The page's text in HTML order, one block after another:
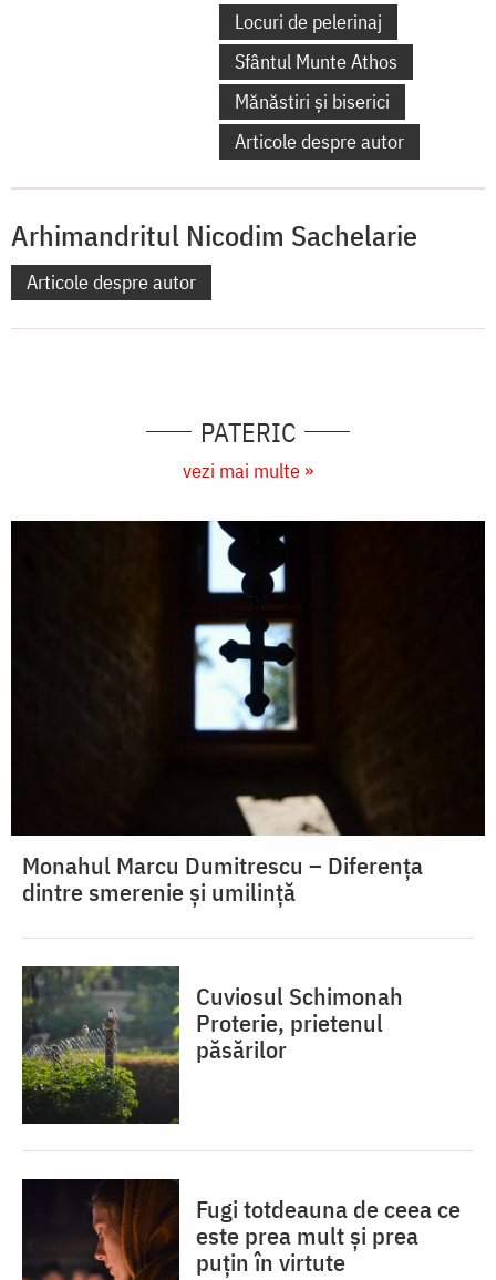
Locuri de pelerinaj
Sfântul Munte Athos
Mănăstiri și biserici
Articole despre autor
Arhimandritul Nicodim Sachelarie
Articole despre autor
PATERIC
vezi mai multe »
Monahul Marcu Dumitrescu – Diferența
dintre smerenie și umilință
Cuviosul Schimonah
Proterie, prietenul
păsărilor
Fugi totdeauna de ceea ce
este prea mult și prea
puțin în virtute